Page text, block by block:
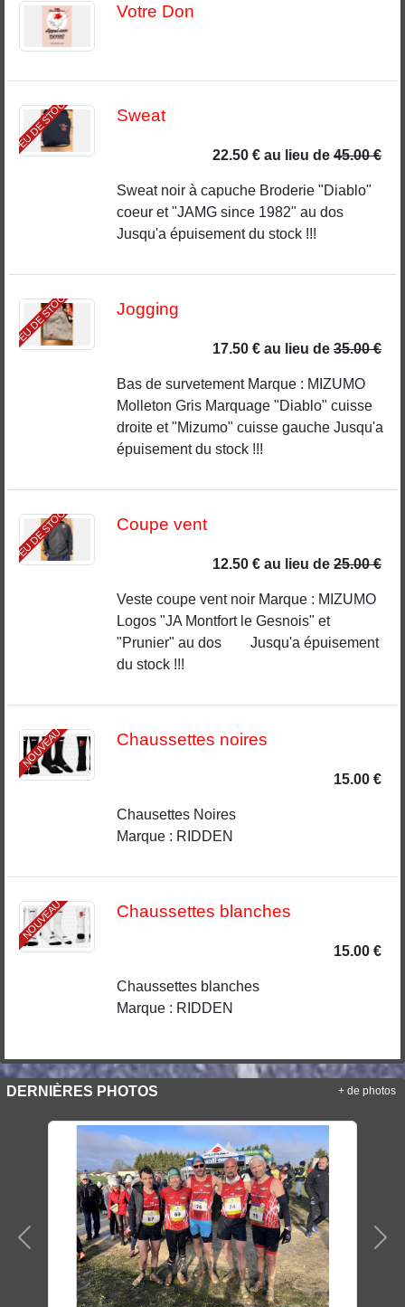
Votre Don
PEU DE STOCK Sweat
22.50 € au lieu de 45.00 €
Sweat noir à capuche Broderie "Diablo"
coeur et "JAMG since 1982" au dos
Jusqu'a épuisement du stock !!!
PEU DE STOCK Jogging
17.50 € au lieu de 35.00 €
Bas de survetement Marque : MIZUMO
Molleton Gris Marquage "Diablo" cuisse
droite et "Mizumo" cuisse gauche Jusqu'a
épuisement du stock !!!
PEU DE STOCK Coupe vent
12.50 € au lieu de 25.00 €
Veste coupe vent noir Marque : MIZUMO
Logos "JA Montfort le Gesnois" et
"Prunier" au dos Jusqu'a épuisement
du stock !!!
NOUVEAU Chaussettes noires
15.00 €
Chausettes Noires
Marque : RIDDEN
NOUVEAU Chaussettes blanches
15.00 €
Chaussettes blanches
Marque : RIDDEN
DERNIÈRES PHOTOS
Précedent
+ de photos